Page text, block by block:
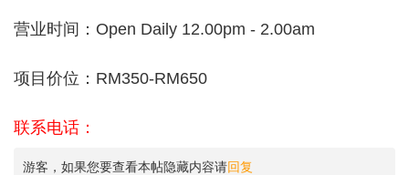
营业时间：Open Daily 12.00pm - 2.00am
项目价位：RM350-RM650
联系电话：
游客，如果您要查看本帖隐藏内容请回复